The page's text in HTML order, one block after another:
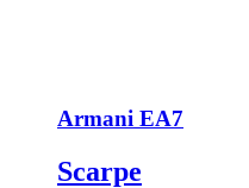
Armani EA7
Scarpe